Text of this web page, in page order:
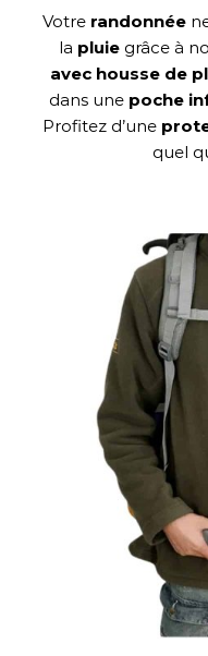
Votre randonnée
la pluiegrâce à
avec housse de
dans une poche
Profitez d’une
quel